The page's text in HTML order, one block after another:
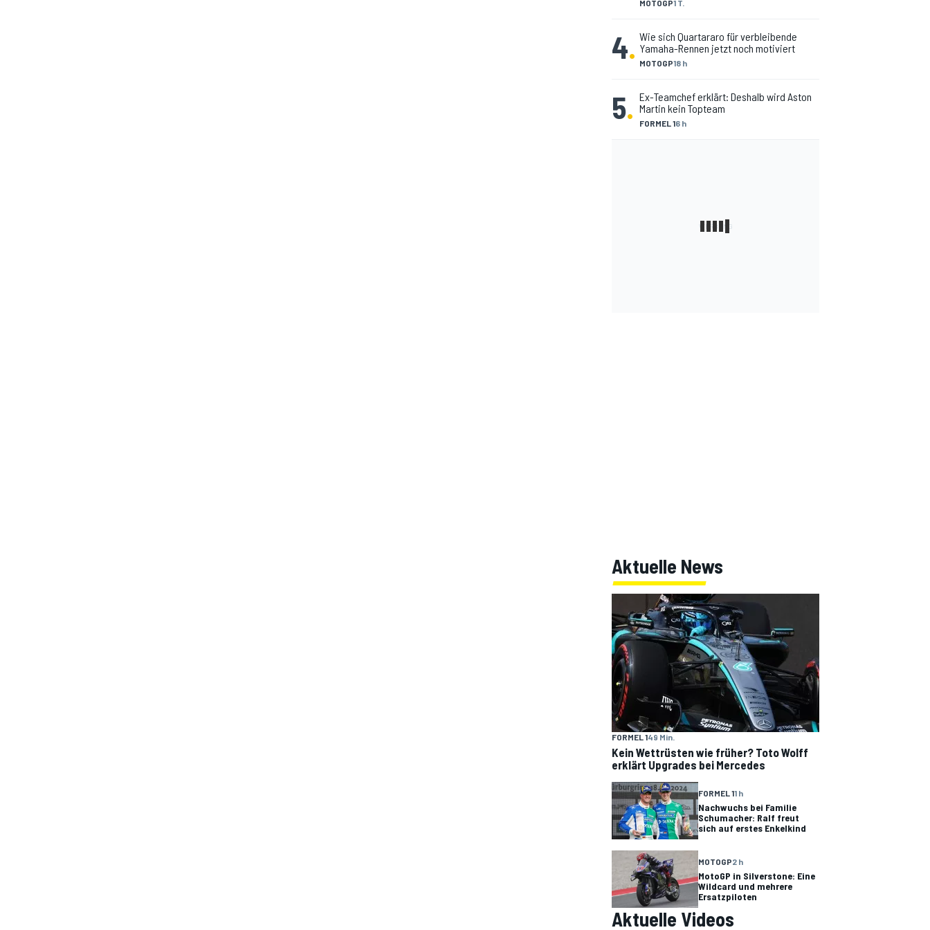
MOTOGP1 T.
4. MOTOGP18 h
Wie sich Quartararo für verbleibende
Yamaha-Rennen jetzt noch motiviert
5. FORMEL 16 h
Ex-Teamchef erklärt: Deshalb wird Aston
Martin kein Topteam
Aktuelle News
FORMEL 149 Min.
Kein Wettrüsten wie früher? Toto Wolff
erklärt Upgrades bei Mercedes
FORMEL 11 h
Nachwuchs bei Familie
Schumacher: Ralf freut
sich auf erstes Enkelkind
MOTOGP2 h
MotoGP in Silverstone: Eine
Wildcard und mehrere
Ersatzpiloten
Aktuelle Videos